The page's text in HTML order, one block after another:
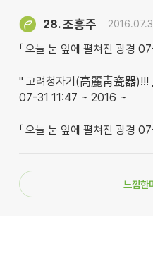
28.조흥주
「 오늘 눈 앞에 펼쳐진 광경
" 고려청자기(高麗靑瓷器
07-31 11:47 ~ 2016 ~
「 오늘 눈 앞에 펼쳐진 광
느낌한